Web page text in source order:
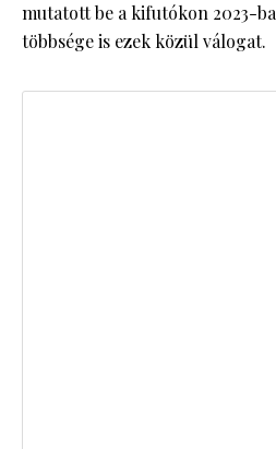
mutatott be a kifutókon 2023-
többsége is ezek közül válogat.